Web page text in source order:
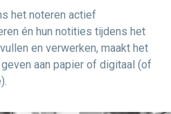
het noteren actief
én hun notities tijdens het
en verwerken, maakt het
aan papier of digitaal (of